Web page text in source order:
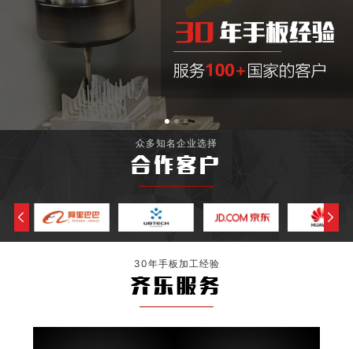
众多知名企业选择
合作客户
30年手板加工经验
齐乐服务